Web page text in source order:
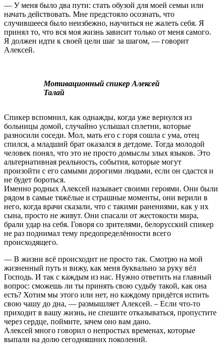
— У меня было два пути: стать обузой для моей семьи или
начать действовать. Мне предстояло осознать, что
случившееся было неизбежно, научиться не жалеть себя. Я
принял то, что вся моя жизнь зависит только от меня самого.
Я должен идти к своей цели шаг за шагом, — говорит
Алексей.
Мотивационный спикер Алексей
Талай
Спикер вспомнил, как однажды, когда уже вернулся из
больницы домой, случайно услышал сплетни, которые
разносили соседи. Мол, мать его с горя сошла с ума, отец
спился, а младший брат оказался в детдоме. Тогда молодой
человек понял, что это не просто домыслы злых языков. Это
альтернативная реальность, события, которые могут
произойти с его самыми дорогими людьми, если он сдастся и
не будет бороться.
Именно родных Алексей называет своими героями. Они были
рядом в самые тяжёлые и страшные моменты, они верили в
него, когда врачи сказали, что с такими ранениями, как у их
сына, просто не живут. Они спасали от жестокости мира,
брали удар на себя. Говоря со зрителями, белорусский спикер
не раз поднимал тему предопределённости всего
происходящего.
— В жизни всё происходит не просто так. Смотрю на мой
жизненный путь и вижу, как меня буквально за руку вёл
Господь. И так с каждым из нас. Нужно ответить на главный
вопрос: сможешь ли ты принять свою судьбу такой, как она
есть? Хотим мы этого или нет, но каждому придётся испить
свою чашу до дна, — размышляет Алексей. – Если что-то
приходит в вашу жизнь, не спешите отказываться, пропустите
через сердце, поймите, зачем оно вам дано.
Алексей много говорил о непростых временах, которые
выпали на долю сегодняшних поколений.